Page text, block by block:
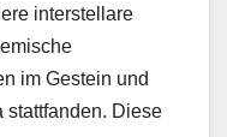
interstellare
im Gestein und
stattfanden. Diese